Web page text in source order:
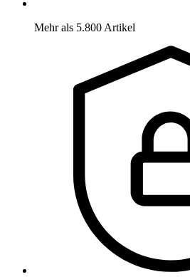
Mehr als 5.800 Artikel